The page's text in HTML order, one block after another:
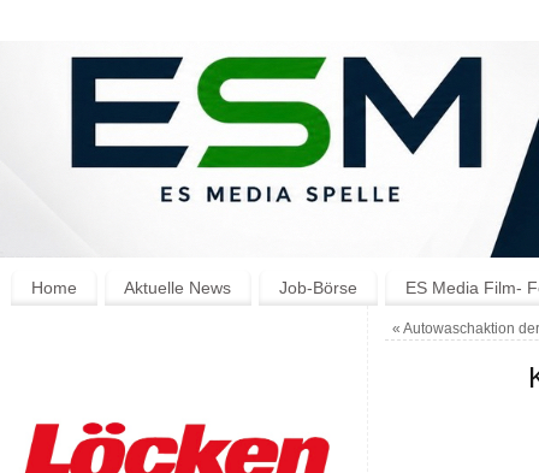
Home Aktuelle News Job-Börse ES Media Film-
« Autowaschaktion